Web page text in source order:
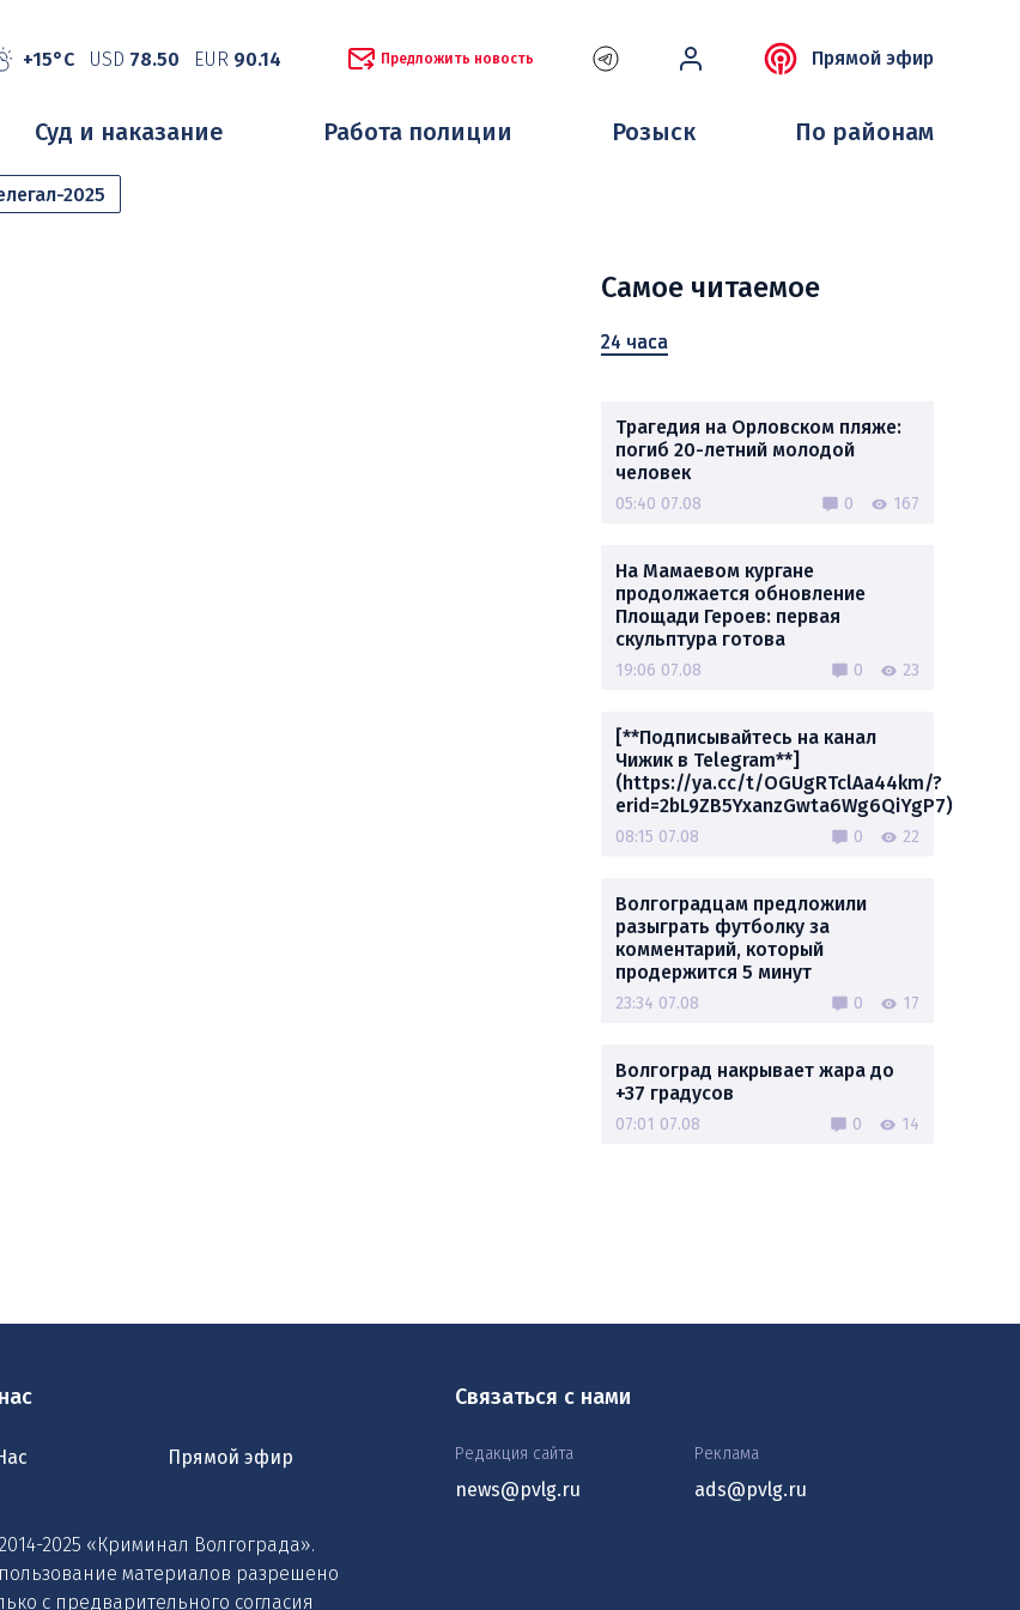
+15°C USD 78.50 EUR 90.14 Предложить новость Прямой эфир
Суд и наказание Работа полиции Розыск По районам
2025
Самое читаемое
24 часа
Трагедия на Орловском пляже:
погиб 20-летний молодой
человек
05:40 07.08 0 167
На Мамаевом кургане
продолжается обновление
Площади Героев: первая
скульптура готова
19:06 07.08 0 23
[**Подписывайтесь на канал
Чижик в Telegram**]
(https://ya.cc/t/OGUgRTclAa44km/?
erid=2bL9ZB5YxanzGwta6Wg6QiYgP7)
08:15 07.08 0 22
Волгоградцам предложили
разыграть футболку за
комментарий, который
продержится 5 минут
23:34 07.08 0 17
Волгоград накрывает жара до
+37 градусов
07:01 07.08 0 14
Прямой эфир
2025 «Криминал Волгограда».
материалов разрешено
с предварительного согласия
Связаться с нами
Редакция сайта
news@pvlg.ru
Реклама
ads@pvlg.ru